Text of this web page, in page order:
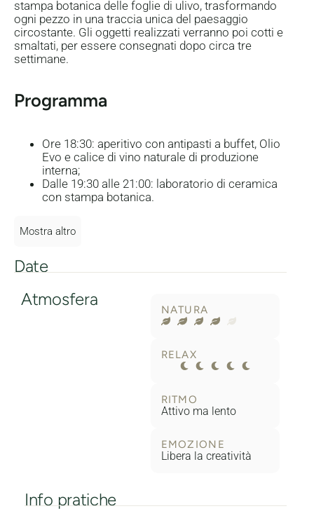
stampa botanica delle foglie di ulivo, trasformando
ogni pezzo in una traccia unica del paesaggio
circostante. Gli oggetti realizzati verranno poi cotti e
smaltati, per essere consegnati dopo circa tre
settimane.
Programma
Ore 18:30: aperitivo con antipasti a buffet, Olio
Evo e calice di vino naturale di produzione
interna;
Dalle 19:30 alle 21:00: laboratorio di ceramica
con stampa botanica.
Mostra altro
Date
Atmosfera
NATURA
RELAX
RITMO
Attivo ma lento
EMOZIONE
Libera la creatività
Info pratiche